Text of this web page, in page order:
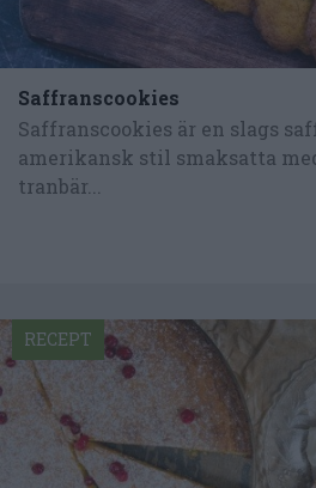
Saffranscookies
Saffranscookies är en slags
amerikansk stil smaksatta
tranbär...
RECEPT